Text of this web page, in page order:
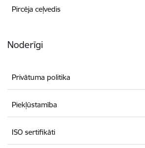
Pircēja ceļvedis
Noderīgi
Privātuma politika
Piekļūstamība
ISO sertifikāti